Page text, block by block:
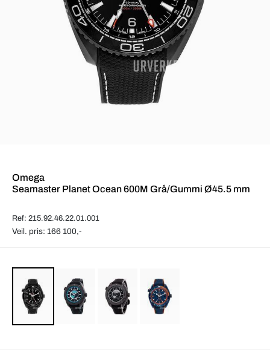
Omega
Seamaster Planet Ocean 600M Grå/Gummi Ø45.5 mm
Ref: 215.92.46.22.01.001
Veil. pris: 166 100,-